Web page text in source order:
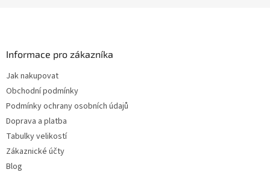
Informace pro zákazníka
Jak nakupovat
Obchodní podmínky
Podmínky ochrany osobních údajů
Doprava a platba
Tabulky velikostí
Zákaznické účty
Blog